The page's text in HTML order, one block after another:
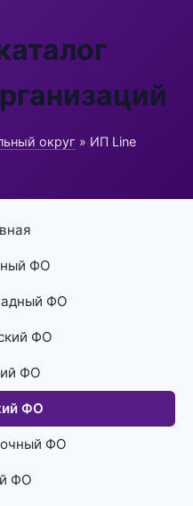
округ » ИП Line
ФО
ФО
ФО
ФО
ФО
ФО
ФО